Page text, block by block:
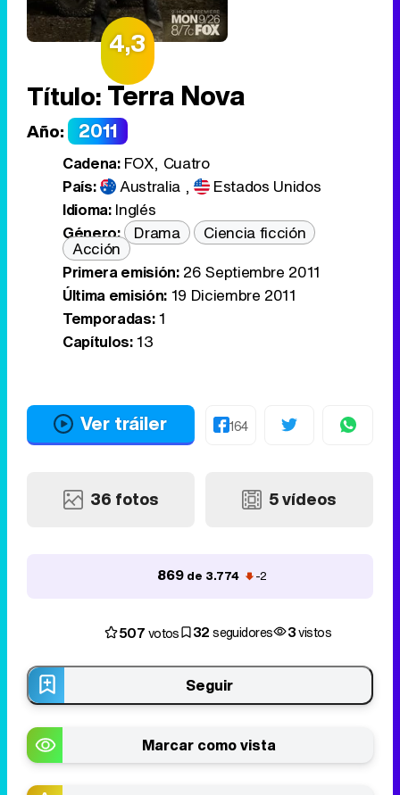
4,3
Título:Terra Nova
Año: 2011
Cadena:FOX, Cuatro
País:
Australia,
Estados Unidos
Idioma: Inglés
Género:
Drama Ciencia ficción
Acción
Primera emisión:26 Septiembre 2011
Última emisión:19 Diciembre 2011
Temporadas:1
Capítulos:13
Ver tráiler 164
36 fotos 5 vídeos
869 de 3.774 -2
507votos 32seguidores 3vistos
Seguir
Marcar como vista